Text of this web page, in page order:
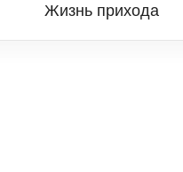
Жизнь прихода